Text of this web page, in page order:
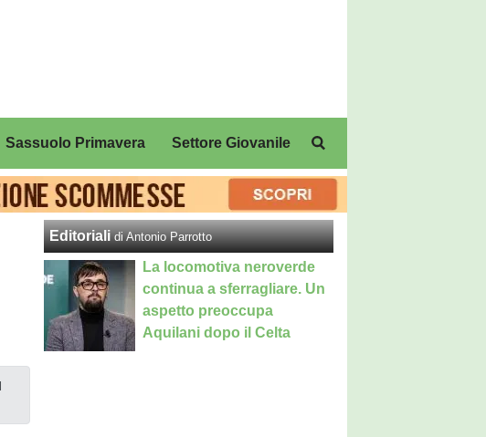
Sassuolo Primavera Settore Giovanile
Editoriali di Antonio Parrotto
La locomotiva neroverde
continua a sferragliare. Un
aspetto preoccupa
Aquilani dopo il Celta